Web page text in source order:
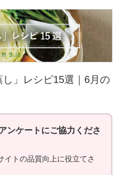
」レシピ15選｜6月の